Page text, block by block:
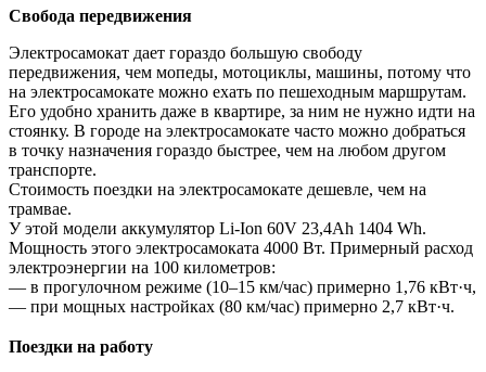
Свобода передвижения
Электросамокат дает гораздо большую свободу
передвижения, чем мопеды, мотоциклы, машины, потому что
на электросамокате можно ехать по пешеходным маршрутам.
Его удобно хранить даже в квартире, за ним не нужно идти на
стоянку. В городе на электросамокате часто можно добраться
в точку назначения гораздо быстрее, чем на любом другом
транспорте.
Стоимость поездки на электросамокате дешевле, чем на
трамвае.
У этой модели аккумулятор Li-Ion 60V 23,4Ah 1404 Wh.
Мощность этого электросамоката 4000 Вт. Примерный расход
электроэнергии на 100 километров:
— в прогулочном режиме (10–15 км/час) примерно 1,76 кВт·ч,
— при мощных настройках (80 км/час) примерно 2,7 кВт·ч.
Поездки на работу